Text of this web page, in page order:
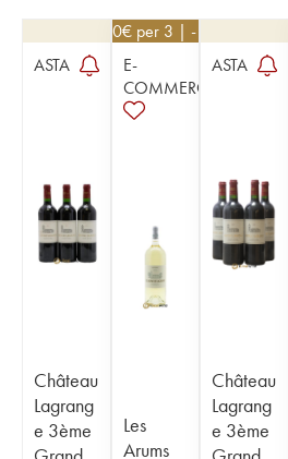
ASTA
Château
Lagrang
e 3ème
40,50€ per 3 | - 10%
E-
COMMERCE
Les
Arums
ASTA
Château
Lagrang
e 3ème